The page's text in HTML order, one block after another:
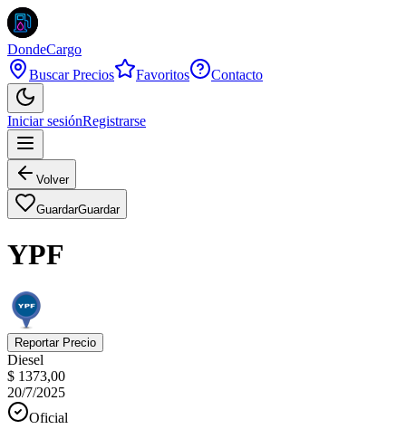
DondeCargo
Buscar Precios
Favoritos Contacto
Iniciar sesiónRegistrarse
Volver
GuardarGuardar
YPF
Reportar Precio
Diesel
$ 1373,00
20/7/2025
Oficial